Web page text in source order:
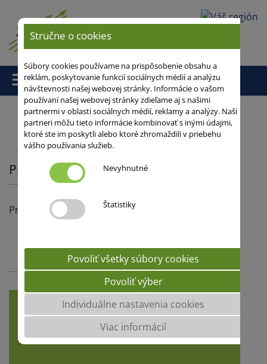
Vaša oblasť
Domov/
Vyhľadávač odrôd
Vyber plodiny
zobraziť odrody
Prehlásenie o osobných údajov
Prehlásenie o osobných údajov
Stručne o cookies
Súbory cookies používame na prispôsobenie obsahu a
reklám, poskytovanie funkcií sociálnych médií a analýzu
návštevnosti našej webovej stránky. Informácie o vašom
používaní našej webovej stránky zdieľame aj s našimi
partnermi v oblasti sociálnych médií, reklamy a analýzy. Naši
partneri môžu tieto informácie kombinovať s inými údajmi,
ktoré ste im poskytli alebo ktoré zhromaždili v priebehu
vášho používania služieb.
Nevyhnutné
Štatistiky
Povoliť všetky súbory cookies
Povoliť výber
Individuálne nastavenia cookies
Viac informácií